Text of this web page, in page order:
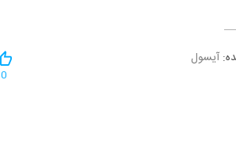
آیسول
0